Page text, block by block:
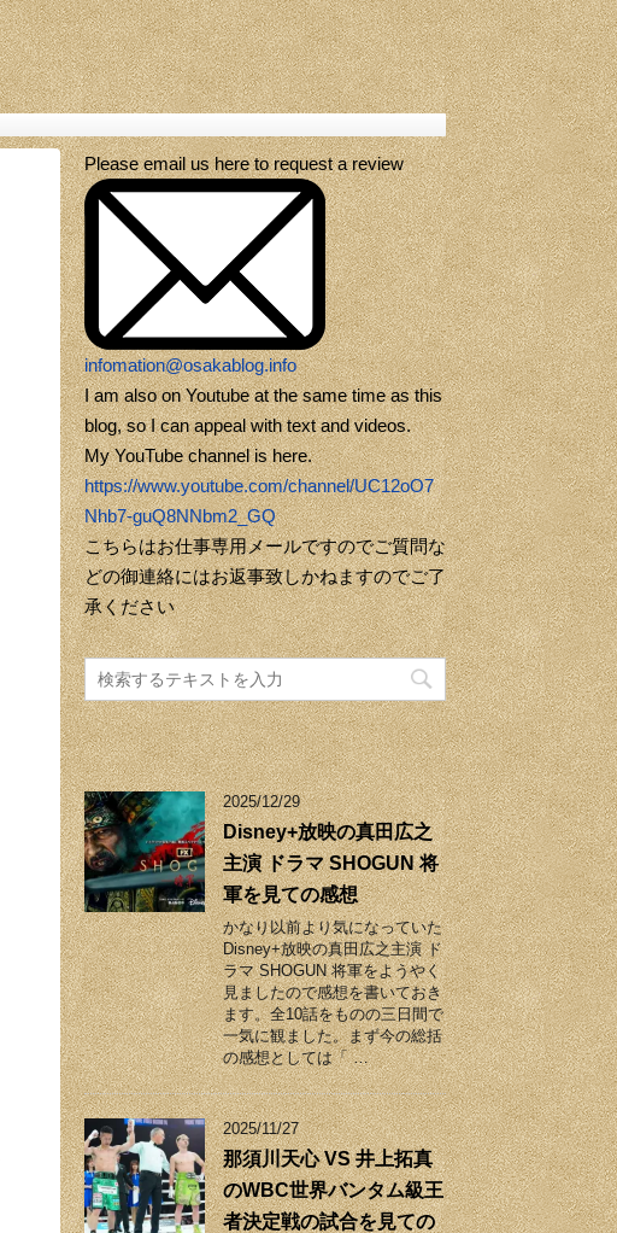
Please email us here to request a review
infomation@osakablog.info
I am also on Youtube at the same time as this
blog, so I can appeal with text and videos.
My YouTube channel is here.
https://www.youtube.com/channel/UC12oO7
Nhb7-guQ8NNbm2_GQ
こちらはお仕事専用メールですのでご質問な
どの御連絡にはお返事致しかねますのでご了
承ください
2025/12/29
Disney+放映の真田広之
主演 ドラマ SHOGUN 将
軍を見ての感想
かなり以前より気になっていた
Disney+放映の真田広之主演 ド
ラマ SHOGUN 将軍をようやく
見ましたので感想を書いておき
ます。全10話をものの三日間で
一気に観ました。まず今の総括
の感想としては「 …
2025/11/27
那須川天心 VS 井上拓真
のWBC世界バンタム級王
者決定戦の試合を見ての